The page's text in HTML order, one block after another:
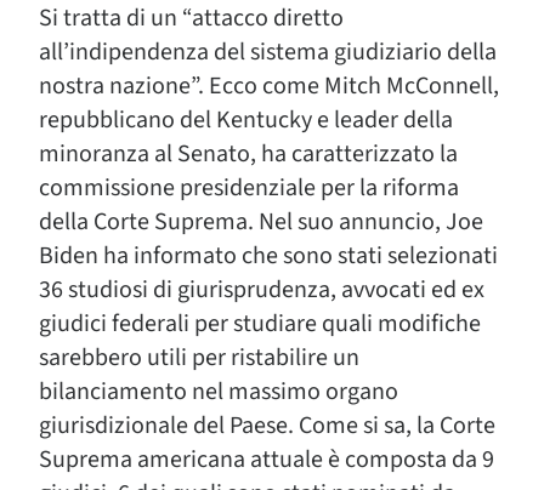
Si tratta di un “attacco diretto
all’indipendenza del sistema giudiziario della
nostra nazione”. Ecco come Mitch McConnell,
repubblicano del Kentucky e leader della
minoranza al Senato, ha caratterizzato la
commissione presidenziale per la riforma
della Corte Suprema. Nel suo annuncio, Joe
Biden ha informato che sono stati selezionati
36 studiosi di giurisprudenza, avvocati ed ex
giudici federali per studiare quali modifiche
sarebbero utili per ristabilire un
bilanciamento nel massimo organo
giurisdizionale del Paese. Come si sa, la Corte
Suprema americana attuale è composta da 9